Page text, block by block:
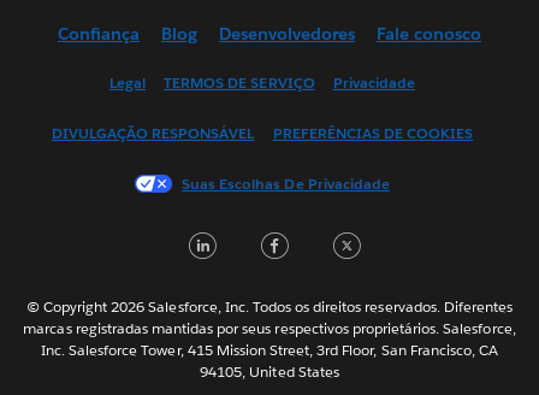
English (UK)
Français (Canada)
日本語
Nederlands
Svenska
ไทย
Confiança Blog Desenvolvedores Fale conosco
Legal TERMOS DE SERVIÇO Privacidade
DIVULGAÇÃO RESPONSÁVEL PREFERÊNCIAS DE COOKIES
Suas Escolhas De Privacidade
LinkedInFacebook
© Copyright 2026 Salesforce, Inc. Todos os direitos reservados. Diferentes
marcas registradas mantidas por seus respectivos proprietários. Salesforce,
Inc. Salesforce Tower, 415 Mission Street, 3rd Floor, San Francisco, CA
94105, United States